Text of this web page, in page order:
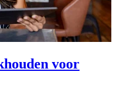
voor